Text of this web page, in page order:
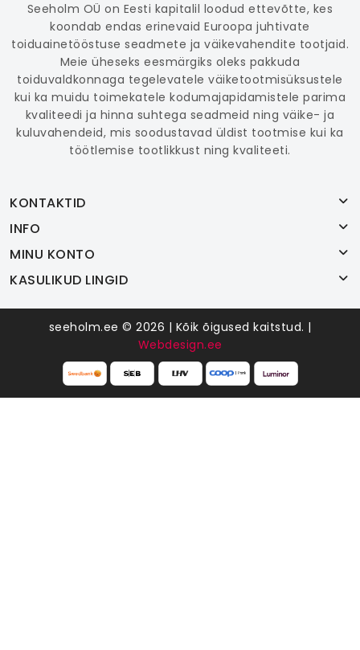
Seeholm OÜ on Eesti kapitalil loodud ettevõtte, kes
koondab endas erinevaid Euroopa juhtivate
toiduainetööstuse seadmete ja väikevahendite tootjaid.
Meie üheseks eesmärgiks oleks pakkuda
toiduvaldkonnaga tegelevatele väiketootmisüksustele
kui ka muidu toimekatele kodumajapidamistele parima
kvaliteedi ja hinna suhtega seadmeid ning väike- ja
kuluvahendeid, mis soodustavad üldist tootmise kui ka
töötlemise tootlikkust ning kvaliteeti.
KONTAKTID
INFO
MINU KONTO
KASULIKUD LINGID
seeholm.ee © 2026 | Kõik õigused kaitstud. |
Webdesign.ee